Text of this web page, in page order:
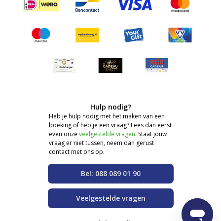
Hulp nodig?
Heb je hulp nodig met het maken van een
boeking of heb je een vraag? Lees dan eerst
even onze veelgestelde vragen. Staat jouw
vraag er niet tussen, neem dan gerust
contact met ons op.
Bel: 088 089 01 90
Veelgestelde vragen